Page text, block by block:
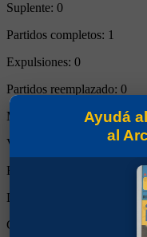
Suplente: 0
Partidos completos: 1
Expulsiones: 0
Partidos reemplazado: 0
Minutos Disputados:90
Victorias:
Empates:
Derrotas:
Goles de Boca:
Ayudá
al